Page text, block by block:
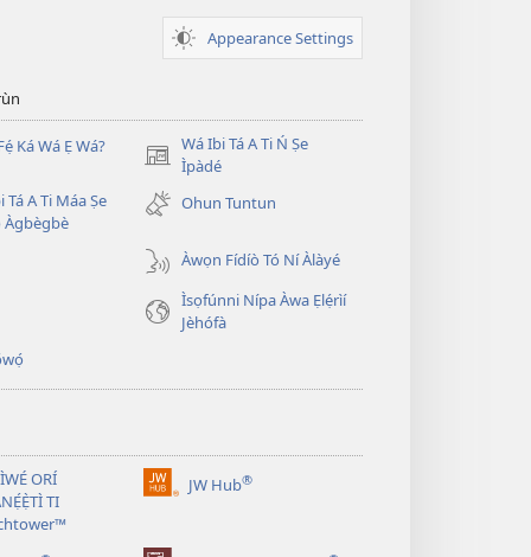
Appearance Settings
Ká Wá Ẹ Wá?
Wá Ibi Tá A Ti Ń Ṣe
Ìpàdé
(opens
new
window)
Tá A Ti Máa Ṣe
Àgbègbè
Ohun Tuntun
Àwọn Fídíò Tó Ní Àlàyé
Ìsọfúnni Nípa Àwa Ẹlẹ́rìí
Jèhófà
ORÍ
TI
JW Hub®
(opens